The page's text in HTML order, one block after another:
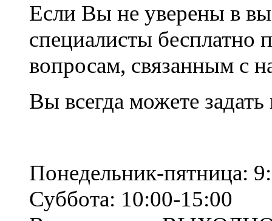
Если Вы не уверены в
специалисты
вопросам, связанным с
Вы всегда можете
Понедельник-пятница:
Суббота: 10:00-15:00